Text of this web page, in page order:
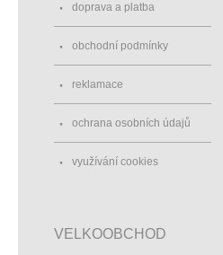
doprava a platba
obchodní podmínky
reklamace
ochrana osobních údajů
využívání cookies
VELKOOBCHOD